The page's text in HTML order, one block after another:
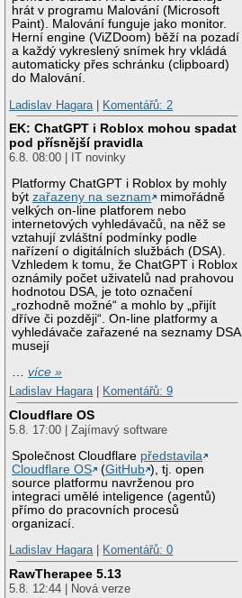
hrát v programu Malování (Microsoft
Paint). Malování funguje jako monitor.
Herní engine (ViZDoom) běží na pozadí
a každý vykreslený snímek hry vkládá
automaticky přes schránku (clipboard)
do Malování.
Ladislav Hagara
Komentářů: 2
EK: ChatGPT i Roblox mohou spadat
pod přísnější pravidla
6.8. 08:00 | IT novinky
Platformy ChatGPT i Roblox by mohly
býtzařazeny na seznam
mimořádně
velkých on-line platforem nebo
internetových vyhledávačů, na něž se
vztahují zvláštní podmínky podle
nařízení o digitálních službách (DSA).
Vzhledem k tomu, že ChatGPT i Roblox
oznámily počet uživatelů nad prahovou
hodnotou DSA, je toto označení
„rozhodně možné“ a mohlo by „přijít
dříve či později“. On-line platformy a
vyhledávače zařazené na seznamy DSA
musejí
…více »
Ladislav Hagara| Komentářů: 9
Cloudflare OS
5.8. 17:00 | Zajímavý software
Společnost Cloudflare představila
Cloudflare OS
(GitHub ), tj. open
source platformu navrženou pro
integraci umělé inteligence (agentů)
přímo do pracovních procesů
organizací.
Ladislav Hagara| Komentářů: 0
RawTherapee 5.13
5.8. 12:44 | Nová verze